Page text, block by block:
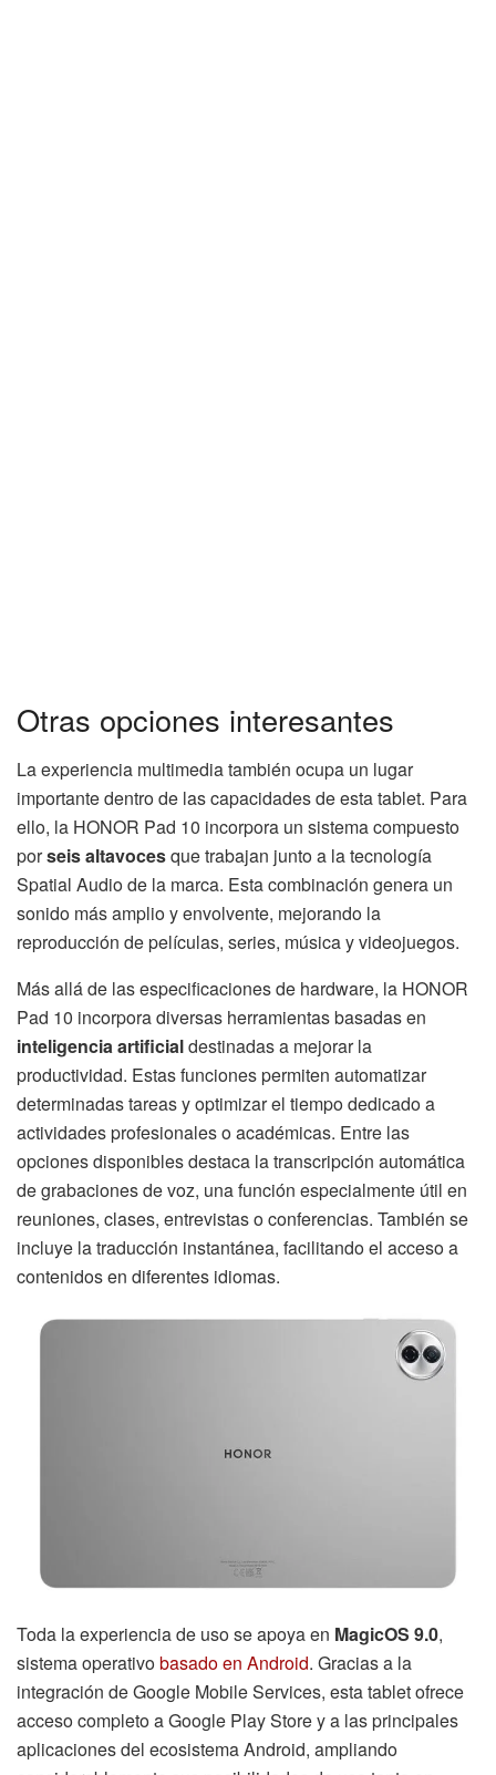
Otras opciones interesantes
La experiencia multimedia también ocupa un lugar
importante dentro de las capacidades de esta tablet. Para
ello, la HONOR Pad 10 incorpora un sistema compuesto
porseis altavocesque trabajan junto a la tecnología
Spatial Audio de la marca. Esta combinación genera un
sonido más amplio y envolvente, mejorando la
reproducción de películas, series, música y videojuegos.
Más allá de las especificaciones de hardware, la HONOR
Pad 10 incorpora diversas herramientas basadas en
inteligencia artificialdestinadas a mejorar la
productividad. Estas funciones permiten automatizar
determinadas tareas y optimizar el tiempo dedicado a
actividades profesionales o académicas. Entre las
opciones disponibles destaca la transcripción automática
de grabaciones de voz, una función especialmente útil en
reuniones, clases, entrevistas o conferencias. También se
incluye la traducción instantánea, facilitando el acceso a
contenidos en diferentes idiomas.
Toda la experiencia de uso se apoya en MagicOS 9.0,
sistema operativobasado en Android. Gracias a la
integración de Google Mobile Services, esta tablet ofrece
acceso completo a Google Play Store y a las principales
aplicaciones del ecosistema Android, ampliando